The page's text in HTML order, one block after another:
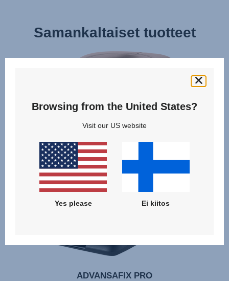
Samankaltaiset tuotteet
ADVANSAFIX PRO
Browsing from the United States?
Visit our US website
Yes please Ei kiitos